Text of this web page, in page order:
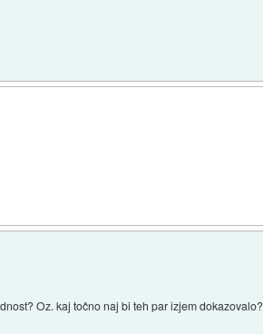
Oz. kaj točno naj bi teh par izjem dokazovalo?